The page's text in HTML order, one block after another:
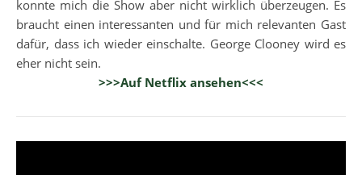
konnte mich die Show aber nicht wirklich überzeugen. Es
braucht einen interessanten und für mich relevanten Gast
dafür, dass ich wieder einschalte. George Clooney wird es
eher nicht sein.
>>>Auf Netflix ansehen<<<